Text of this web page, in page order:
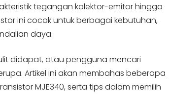
tegangan kolektor-emitor hingga
ini cocok untuk berbagai kebutuhan,
daya.
didapat, atau pengguna mencari
Artikel ini akan membahas beberapa
MJE340, serta tips dalam memilih